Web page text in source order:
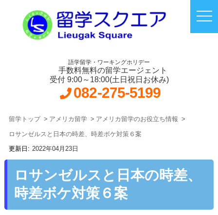
語学留学・ワーキングホリデー
手数料無料の留学エージェント
受付 9:00～18:00(土日祝日お休み)
082-275-5199
留学トップ アメリカ留学 アメリカ留学のお役立ち情報
ロサンゼルスと日本の時差、時差ボケ対策６案
2022年04月23日
ロサンゼルスと日本の時差、
時差ボケ対策６案